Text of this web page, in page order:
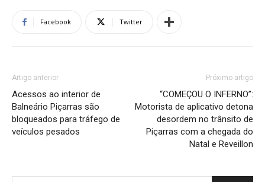
Facebook Twitter
Artigo anterior
Acessos ao interior de
Balneário Piçarras são
bloqueados para tráfego de
veículos pesados
Próximo artigo
“COMEÇOU O INFERNO”:
Motorista de aplicativo detona
desordem no trânsito de
Piçarras com a chegada do
Natal e Reveillon